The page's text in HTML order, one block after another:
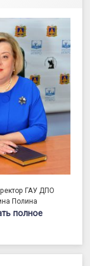
ректор ГАУ ДПО
Полина
полное